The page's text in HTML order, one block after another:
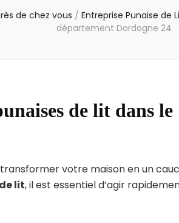
de chez vous / Entreprise Punaise de
département Dordogne 24
de lit dans le
votre maison en un
lit, il est essentiel d’agir